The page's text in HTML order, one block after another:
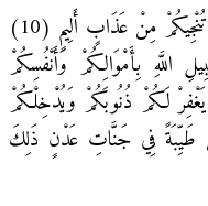
يَا أَيُّهَا الَّذِينَ آمَنُوا هَلْ أَدُلُّكُمْ عَلَى تِجَارَةٍ تُنْجِيكُمْ مِنْ عَذَابٍ أَلِيمٍ (10)
اللَّهِ بِأَمْوَالِكُمْ وَأَنْفُسِكُمْ
لَكُمْ إِنْ كُنْتُمْ تَعْلَمُونَ (11) يَغْفِرْ لَكُمْ ذُنُوبَكُمْ وَيُدْخِلْكُمْ
طَيِّبَةً فِي جَنَّاتِ عَدْنٍ ذَلِكَ